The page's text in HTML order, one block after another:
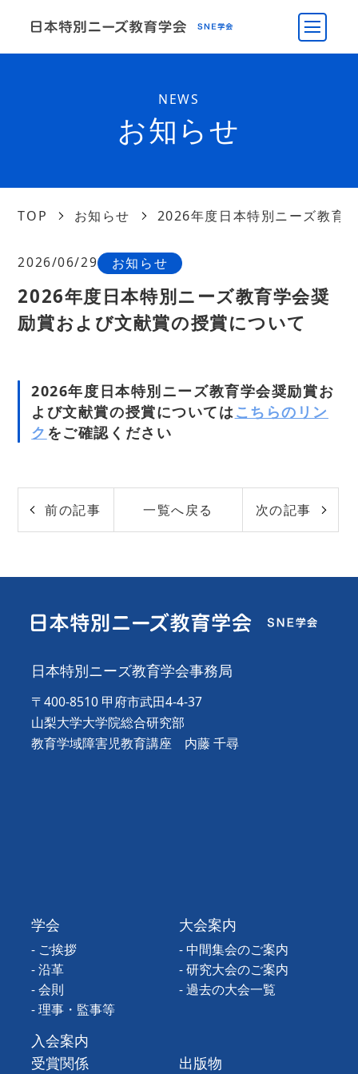
NEWS
お知らせ
TOP お知らせ 2026年度日本特別ニーズ教育
2026/06/29 お知らせ
2026年度日本特別ニーズ教育学会奨
励賞および文献賞の授賞について
2026年度日本特別ニーズ教育学会奨励賞お
よび文献賞の授賞についてはこちらのリン
ク をご確認ください
前の記事 一覧へ戻る 次の記事
日本特別ニーズ教育学会事務局
〒400-8510 甲府市武田4-4-37
山梨大学大学院総合研究部
教育学域障害児教育講座 内藤 千尋
学会
- ご挨拶
- 沿革
- 会則
- 理事・監事等
入会案内
大会案内
- 中間集会のご案内
- 研究大会のご案内
- 過去の大会一覧
受賞関係 出版物